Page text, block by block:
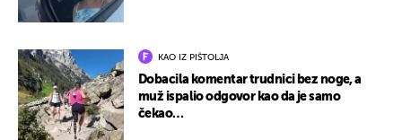
KAO IZ PIŠTOLJA
Dobacila komentar trudnici bez noge, a
muž ispalio odgovor kao da je samo
čekao…